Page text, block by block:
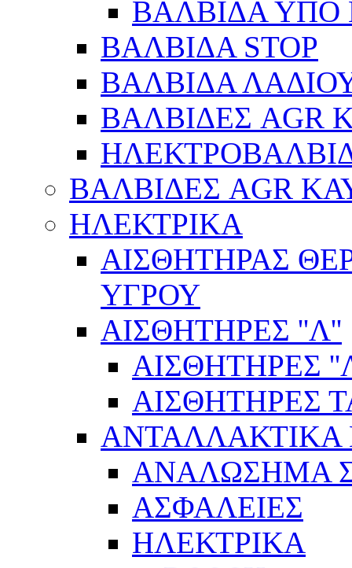
ΒΑΛΒΙΔΑ ΥΠΟ
ΒΑΛΒΙΔΑ STOP
ΒΑΛΒΙΔΑ
ΒΑΛΒΙΔΕΣ AGR
ΒΑΛΒΙΔΕΣ AGR
ΗΛΕΚΤΡΙΚΑ
ΑΙΣΘΗΤΗΡΑΣ
ΥΓΡΟΥ
ΑΙΣΘΗΤΗΡΕΣ ''Λ''
ΑΙΣΘΗΤΗΡEΣ
ΑΙΣΘΗΤΗΡEΣ
ΑΝΤΑΛΛΑΚΤΙΚΑ
ΑΝΑΛΩΣΗΜΑ
ΑΣΦΑΛΕΙΕΣ
ΗΛΕΚΤΡΙΚΑ